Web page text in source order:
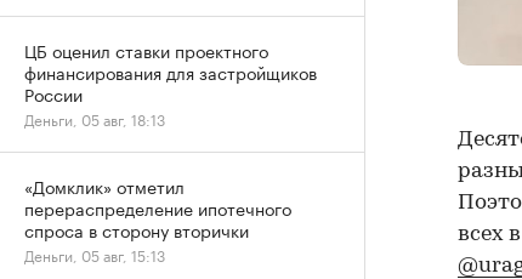
всех
ЦБ оценил ставки проектного
финансирования для застройщиков
России
Деньги, 05 авг, 18:13
«Домклик» отметил
перераспределение ипотечного
спроса в сторону вторички
Деньги, 05 авг, 15:13